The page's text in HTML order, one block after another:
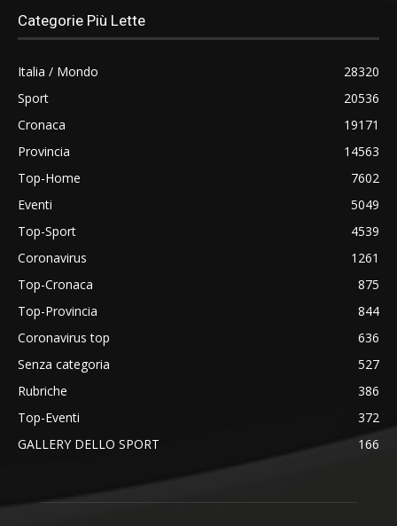
Categorie Più Lette
Italia / Mondo
28320
Sport
20536
Cronaca
19171
Provincia
14563
Top-Home
7602
Eventi
5049
Top-Sport
4539
Coronavirus
1261
Top-Cronaca
875
Top-Provincia
844
Coronavirus top
636
Senza categoria
527
Rubriche
386
Top-Eventi
372
GALLERY DELLO SPORT
166